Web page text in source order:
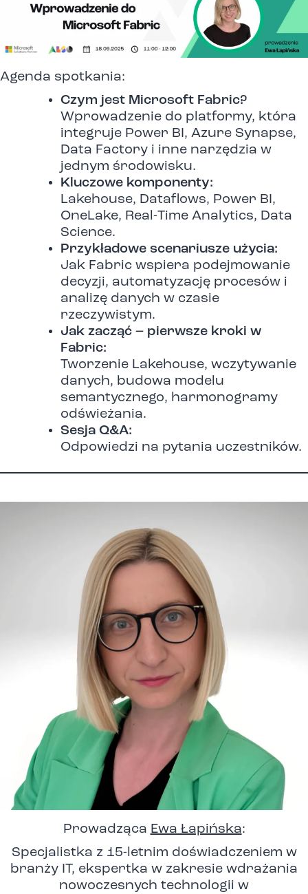
Agenda spotkania:
Czym jest Microsoft Fabric?
Wprowadzenie do platformy, która
integruje Power BI, Azure Synapse,
Data Factory i inne narzędzia w
jednym środowisku.
Kluczowe komponenty:
Lakehouse, Dataflows, Power BI,
OneLake, Real-Time Analytics, Data
Science.
Przykładowe scenariusze użycia:
Jak Fabric wspiera podejmowanie
decyzji, automatyzację procesów i
analizę danych w czasie
rzeczywistym.
Jak zacząć – pierwsze kroki w
Fabric:
Tworzenie Lakehouse, wczytywanie
danych, budowa modelu
semantycznego, harmonogramy
odświeżania.
Sesja Q&A:
Odpowiedzi na pytania uczestników.
Prowadząca Ewa Łapińska:
Specjalistka z 15-letnim doświadczeniem w
branży IT, ekspertka w zakresie wdrażania
nowoczesnych technologii w